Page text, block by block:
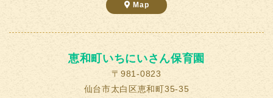
Map
恵和町いちにいさん保育園
〒981-0823
仙台市太白区恵和町35-35